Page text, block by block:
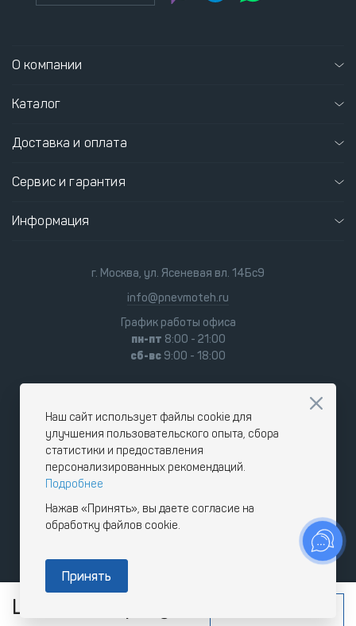
Цена по запросу
О компании
Каталог
Доставка и оплата
Сервис и гарантия
Информация
г. Москва, ул. Ясеневая вл. 14Бс9
info@pnevmoteh.ru
График работы офиса
пн-пт 8:00 - 21:00
сб-вс 9:00 - 18:00
Наш сайт использует файлы cookie для
улучшения пользовательского опыта, сбора
статистики и предоставления
персонализированных рекомендаций.
Подробнее
Нажав «Принять», вы даете согласие на
обработку файлов cookie.
Принять